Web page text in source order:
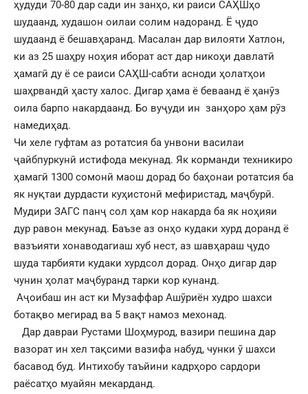
ҳудуди 70-80 дар сади ин занҳо, ки раиси САҲШҳо
шудаанд, худашон оилаи солим надоранд. Ё ҷудо
шудаанд ё бешавҳаранд. Масалан дар вилояти Хатлон,
ки аз 25 шаҳру ноҳия иборат аст дар никоҳи давлатӣ
ҳамагӣ ду ё се раиси САҲШ-сабти асноди ҳолатҳои
шаҳрвандӣ ҳасту халос. Дигар ҳама ё беваанд ё ҳанӯз
оила барпо накардаанд. Бо вуҷуди ин занҳоро ҳам рӯз
намедиҳад.
Чи хеле гуфтам аз ротатсия ба унвони василаи
ҷайбпуркунӣ истифода мекунад. Як корманди техникиро
ҳамагӣ 1300 сомонӣ маош дорад бо баҳонаи ротатсия ба
як нуқтаи дурдасти куҳистонӣ мефиристад, маҷбурӣ.
Мудири ЗАГС панҷ сол ҳам кор накарда ба як ноҳияи
дур равон мекунад. Баъзе аз онҳо кудаки хурд доранд ё
вазъияти хонаводагиаш хуб нест, аз шавҳараш ҷудо
шуда тарбияти кудаки хурдсол дорад. Онҳо дигар дар
чунин ҳолат маҷбуранд тарки кор кунанд.
Аҷоибаш ин аст ки Музаффар Ашӯриён худро шахси
ботақво мегирад ва 5 вақт намоз мехонад.
Дар давраи Рустами Шоҳмурод, вазири пешина дар
вазорат ин хел тақсими вазифа набуд, чунки ӯ шахси
басавод буд. Интихобу таъйини кадрҳоро сардори
раёсатҳо муайян мекарданд.